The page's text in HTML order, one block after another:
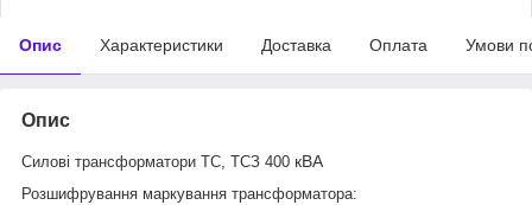
Опис Характеристики Доставка Оплата Умови
Опис
Силові трансформатори ТС, ТСЗ 400 кВА
Розшифрування маркування трансформатора: